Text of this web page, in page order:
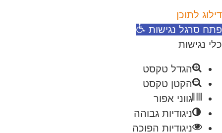
דילוג לתוכן
פתח סרגל נגישות
כלי נגישות
הגדל טקסט
הקטן טקסט
גווני אפור
ניגודיות גבוהה
ניגודיות הפוכה